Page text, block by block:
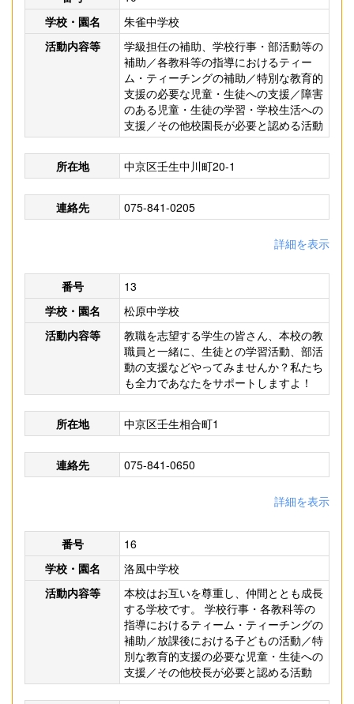
学校・園名
朱雀中学校
活動内容等
学級担任の補助、学校行事・部活動等の
補助／各教科等の指導におけるティー
ム・ティーチングの補助／特別な教育的
支援の必要な児童・生徒への支援／障害
のある児童・生徒の学習・学校生活への
支援／その他校園長が必要と認める活動
所在地 中京区壬生中川町20-1
連絡先 075-841-0205
詳細を表示
番号
13
学校・園名
松原中学校
活動内容等
教職を志望する学生の皆さん、本校の教
職員と一緒に、生徒との学習活動、部活
動の支援などやってみませんか？私たち
も全力であなたをサポートしますよ！
所在地 中京区壬生相合町1
連絡先 075-841-0650
詳細を表示
番号
16
学校・園名
洛風中学校
活動内容等
本校はお互いを尊重し、仲間ととも成長
する学校です。 学校行事・各教科等の
指導におけるティーム・ティーチングの
補助／放課後における子どもの活動／特
別な教育的支援の必要な児童・生徒への
支援／その他校長が必要と認める活動